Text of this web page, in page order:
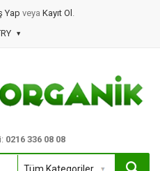
Yap veya Kayıt Ol .
0216 336 08 08